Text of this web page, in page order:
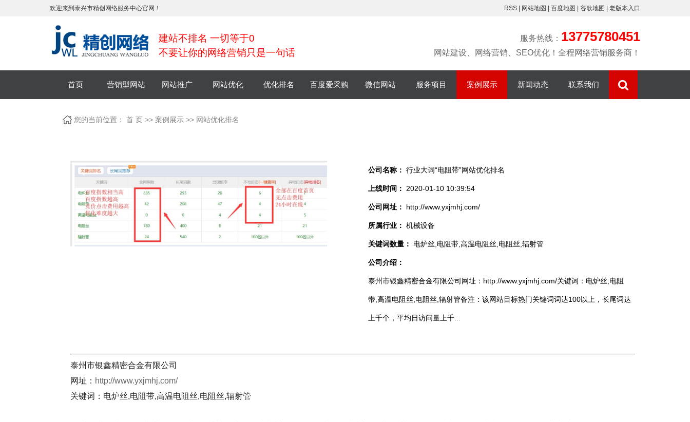
欢迎来到泰兴市精创网络服务中心官网！ RSS 网站地图 百度地图 谷歌地图 老版本入口
建站不排名 一切等于0
不要让你的网络营销只是一句话
服务热线： 13775780451
网站建设、网络营销、SEO优化！全程网络营销服务商！
首页 营销型网站 网站推广 网站优化 优化排名 百度爱采购 微信网站 服务项目 案例展示
百度爱采购
阿里托管排名
淘宝开店
新闻动态 联系我们
您的当前位置： 首 页 >> 案例展示 >> 网站优化排名
公司名称： 行业大词“电阻带”网站优化排名
上线时间： 2020-01-10 10:39:54
公司网址： http://www.yxjmhj.com/
所属行业： 机械设备
关键词数量： 电炉丝,电阻带,高温电阻丝,电阻丝,辐射管
公司介绍：
泰州市银鑫精密合金有限公司网址：http://www.yxjmhj.com/关键词：电炉丝,电阻
带,高温电阻丝,电阻丝,辐射管备注：该网站目标热门关键词词达100以上，长尾词达
上千个，平均日访问量上千...
泰州市银鑫精密合金有限公司
网址： http://www.yxjmhj.com/
关键词：电炉丝,电阻带,高温电阻丝,电阻丝,辐射管